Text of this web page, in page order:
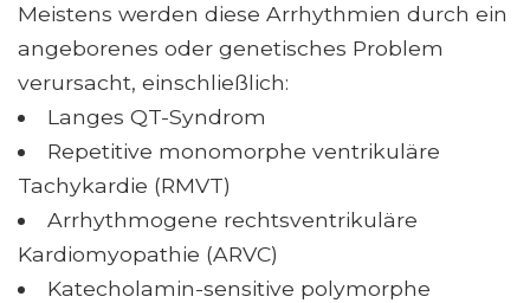
Meistens werden diese Arrhythmien durch ein
angeborenes oder genetisches Problem
verursacht, einschließlich:
Langes QT-Syndrom
Repetitive monomorphe ventrikuläre
Tachykardie (RMVT)
Arrhythmogene rechtsventrikuläre
Kardiomyopathie (ARVC)
Katecholamin-sensitive polymorphe